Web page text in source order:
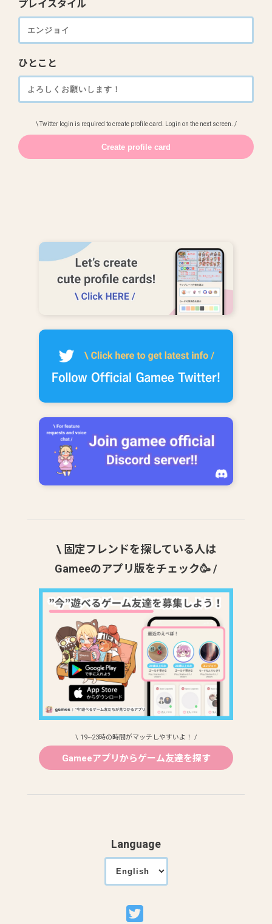
プレイスタイル
ひとこと
\ Twitter login is required to create profile card. Login on the next screen. /
\ 固定フレンドを探している人は
Gameeのアプリ版をチェック🥳 /
\ 19~23時の時間がマッチしやすいよ！ /
Gameeアプリからゲーム友達を探す
Language